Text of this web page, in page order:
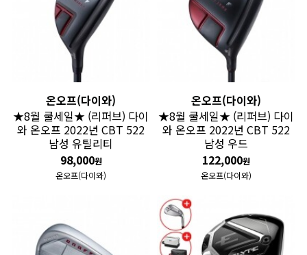
온오프(다이와)
★8월 쿨세일★ (리퍼브) 다이
와 온오프 2022년 CBT 522
남성 유틸리티
98,000원
온오프(다이와)
온오프(다이와)
★8월 쿨세일★ (리퍼브) 다이
와 온오프 2022년 CBT 522
남성 우드
122,000원
온오프(다이와)